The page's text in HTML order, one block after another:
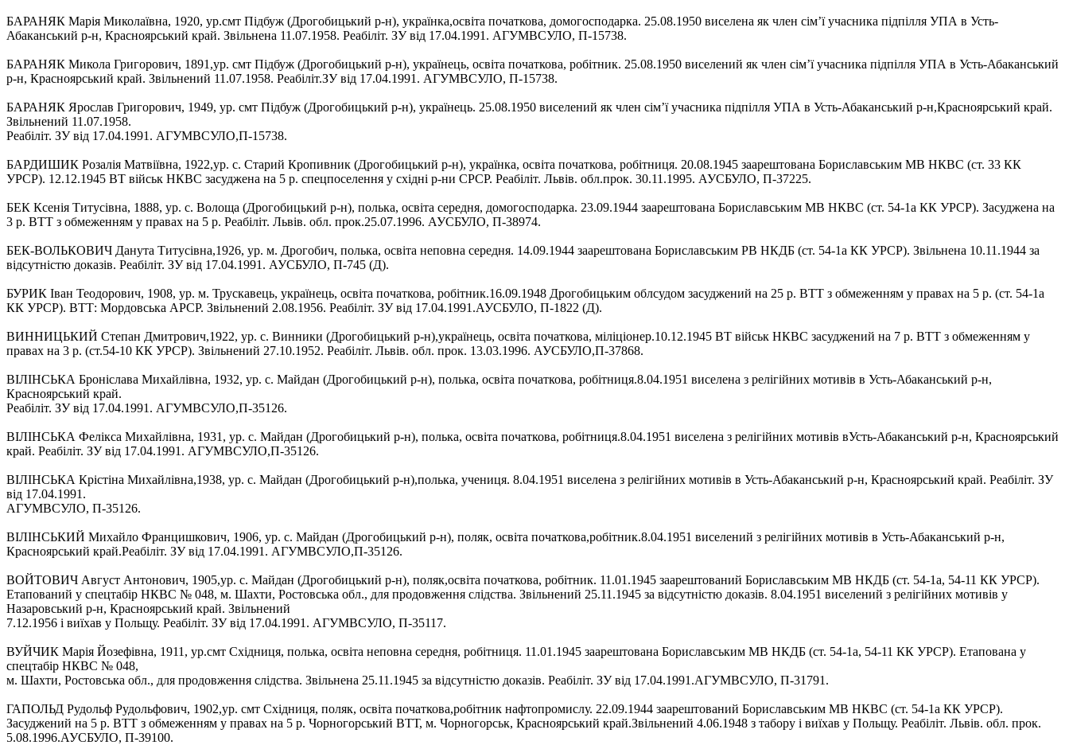
БАРАНЯК Марія Миколаївна, 1920, ур.смт Підбуж (Дрогобицький р-н), українка,освіта початкова, домогосподарка. 25.08.1950 виселена як член сім’ї учасника підпілля УПА в Усть-
Абаканський р-н, Красноярський край. Звільнена 11.07.1958. Реабіліт. ЗУ від 17.04.1991. АГУМВСУЛО, П-15738.
БАРАНЯК Микола Григорович, 1891,ур. смт Підбуж (Дрогобицький р-н), українець, освіта початкова, робітник. 25.08.1950 виселений як член сім’ї учасника підпілля УПА в Усть-Абаканський
р-н, Красноярський край. Звільнений 11.07.1958. Реабіліт.ЗУ від 17.04.1991. АГУМВСУЛО, П-15738.
БАРАНЯК Ярослав Григорович, 1949, ур. смт Підбуж (Дрогобицький р-н), українець. 25.08.1950 виселений як член сім’ї учасника підпілля УПА в Усть-Абаканський р-н,Красноярський край.
Звільнений 11.07.1958.
Реабіліт. ЗУ від 17.04.1991. АГУМВСУЛО,П-15738.
БАРДИШИК Розалія Матвіївна, 1922,ур. с. Старий Кропивник (Дрогобицький р-н), українка, освіта початкова, робітниця. 20.08.1945 заарештована Бориславським МВ НКВС (ст. 33 КК
УРСР). 12.12.1945 ВТ військ НКВС засуджена на 5 р. спецпоселення у східні р-ни СРСР. Реабіліт. Львів. обл.прок. 30.11.1995. АУСБУЛО, П-37225.
БЕК Ксенія Титусівна, 1888, ур. с. Волоща (Дрогобицький р-н), полька, освіта середня, домогосподарка. 23.09.1944 заарештована Бориславським МВ НКВС (ст. 54-1а КК УРСР). Засуджена на
3 р. ВТТ з обмеженням у правах на 5 р. Реабіліт. Львів. обл. прок.25.07.1996. АУСБУЛО, П-38974.
БЕК-ВОЛЬКОВИЧ Данута Титусівна,1926, ур. м. Дрогобич, полька, освіта неповна середня. 14.09.1944 заарештована Бориславським РВ НКДБ (ст. 54-1а КК УРСР). Звільнена 10.11.1944 за
відсутністю доказів. Реабіліт. ЗУ від 17.04.1991. АУСБУЛО, П-745 (Д).
БУРИК Іван Теодорович, 1908, ур. м. Трускавець, українець, освіта початкова, робітник.16.09.1948 Дрогобицьким облсудом засуджений на 25 р. ВТТ з обмеженням у правах на 5 р. (ст. 54-1а
КК УРСР). ВТТ: Мордовська АРСР. Звільнений 2.08.1956. Реабіліт. ЗУ від 17.04.1991.АУСБУЛО, П-1822 (Д).
ВИННИЦЬКИЙ Степан Дмитрович,1922, ур. с. Винники (Дрогобицький р-н),українець, освіта початкова, міліціонер.10.12.1945 ВТ військ НКВС засуджений на 7 р. ВТТ з обмеженням у
правах на 3 р. (ст.54-10 КК УРСР). Звільнений 27.10.1952. Реабіліт. Львів. обл. прок. 13.03.1996. АУСБУЛО,П-37868.
ВІЛІНСЬКА Броніслава Михайлівна, 1932, ур. с. Майдан (Дрогобицький р-н), полька, освіта початкова, робітниця.8.04.1951 виселена з релігійних мотивів в Усть-Абаканський р-н,
Красноярський край.
Реабіліт. ЗУ від 17.04.1991. АГУМВСУЛО,П-35126.
ВІЛІНСЬКА Фелікса Михайлівна, 1931, ур. с. Майдан (Дрогобицький р-н), полька, освіта початкова, робітниця.8.04.1951 виселена з релігійних мотивів вУсть-Абаканський р-н, Красноярський
край. Реабіліт. ЗУ від 17.04.1991. АГУМВСУЛО,П-35126.
ВІЛІНСЬКА Крістіна Михайлівна,1938, ур. с. Майдан (Дрогобицький р-н),полька, учениця. 8.04.1951 виселена з релігійних мотивів в Усть-Абаканський р-н, Красноярський край. Реабіліт. ЗУ
від 17.04.1991.
АГУМВСУЛО, П-35126.
ВІЛІНСЬКИЙ Михайло Францишкович, 1906, ур. с. Майдан (Дрогобицький р-н), поляк, освіта початкова,робітник.8.04.1951 виселений з релігійних мотивів в Усть-Абаканський р-н,
Красноярський край.Реабіліт. ЗУ від 17.04.1991. АГУМВСУЛО,П-35126.
ВОЙТОВИЧ Август Антонович, 1905,ур. с. Майдан (Дрогобицький р-н), поляк,освіта початкова, робітник. 11.01.1945 заарештований Бориславським МВ НКДБ (ст. 54‑1а, 54-11 КК УРСР).
Етапований у спецтабір НКВС № 048, м. Шахти, Ростовська обл., для продовження слідства. Звільнений 25.11.1945 за відсутністю доказів. 8.04.1951 виселений з релігійних мотивів у
Назаровський р-н, Красноярський край. Звільнений
7.12.1956 і виїхав у Польщу. Реабіліт. ЗУ від 17.04.1991. АГУМВСУЛО, П-35117.
ВУЙЧИК Марія Йозефівна, 1911, ур.смт Східниця, полька, освіта неповна середня, робітниця. 11.01.1945 заарештована Бориславським МВ НКДБ (ст. 54-1а, 54-11 КК УРСР). Етапована у
спецтабір НКВС № 048,
м. Шахти, Ростовська обл., для продовження слідства. Звільнена 25.11.1945 за відсутністю доказів. Реабіліт. ЗУ від 17.04.1991.АГУМВСУЛО, П-31791.
ГАПОЛЬД Рудольф Рудольфович, 1902,ур. смт Східниця, поляк, освіта початкова,робітник нафтопромислу. 22.09.1944 заарештований Бориславським МВ НКВС (ст. 54‑1а КК УРСР).
Засуджений на 5 р. ВТТ з обмеженням у правах на 5 р. Чорногорський ВТТ, м. Чорногорськ, Красноярський край.Звільнений 4.06.1948 з табору і виїхав у Польщу. Реабіліт. Львів. обл. прок.
5.08.1996.АУСБУЛО, П-39100.